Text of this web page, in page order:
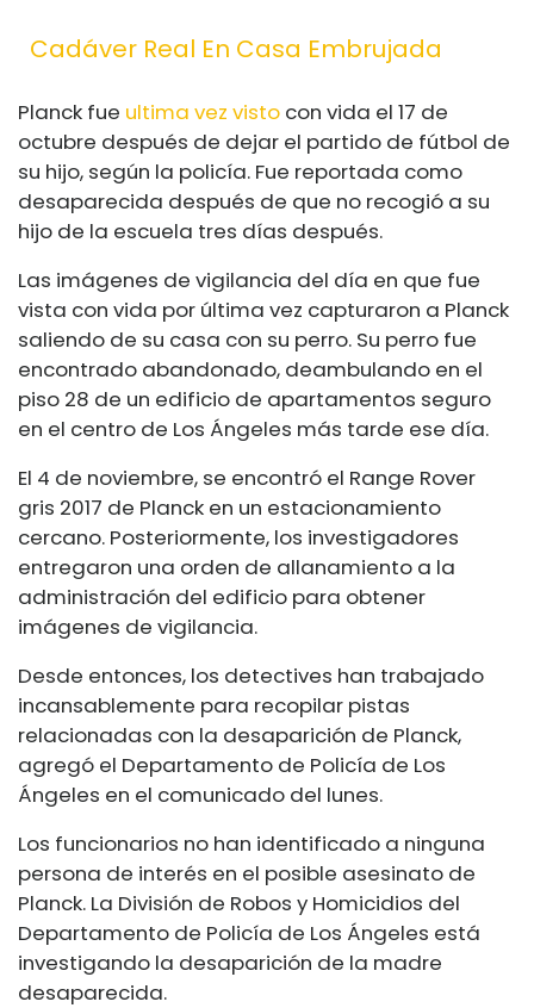
Cadáver Real En Casa Embrujada
Planck fue ultima vez visto con vida el 17 de
octubre después de dejar el partido de fútbol de
su hijo, según la policía. Fue reportada como
desaparecida después de que no recogió a su
hijo de la escuela tres días después.
Las imágenes de vigilancia del día en que fue
vista con vida por última vez capturaron a Planck
saliendo de su casa con su perro. Su perro fue
encontrado abandonado, deambulando en el
piso 28 de un edificio de apartamentos seguro
en el centro de Los Ángeles más tarde ese día.
El 4 de noviembre, se encontró el Range Rover
gris 2017 de Planck en un estacionamiento
cercano. Posteriormente, los investigadores
entregaron una orden de allanamiento a la
administración del edificio para obtener
imágenes de vigilancia.
Desde entonces, los detectives han trabajado
incansablemente para recopilar pistas
relacionadas con la desaparición de Planck,
agregó el Departamento de Policía de Los
Ángeles en el comunicado del lunes.
Los funcionarios no han identificado a ninguna
persona de interés en el posible asesinato de
Planck. La División de Robos y Homicidios del
Departamento de Policía de Los Ángeles está
investigando la desaparición de la madre
desaparecida.